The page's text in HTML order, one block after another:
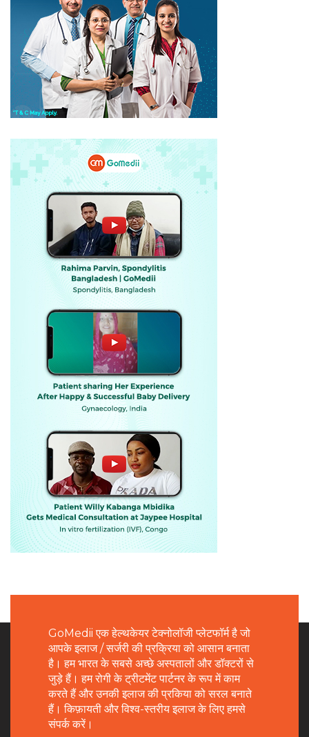
GoMedii एक हेल्थकेयर टेक्नोलॉजी प्लेटफॉर्म है जो
आपके इलाज / सर्जरी की प्रक्रिया को आसान बनाता
है। हम भारत के सबसे अच्छे अस्पतालों और डॉक्टरों से
जुड़े हैं। हम रोगी के ट्रीटमेंट पार्टनर के रूप में काम
करते हैं और उनकी इलाज की प्रकिया को सरल बनाते
हैं। किफ़ायती और विश्व-स्तरीय इलाज के लिए हमसे
संपर्क करें।